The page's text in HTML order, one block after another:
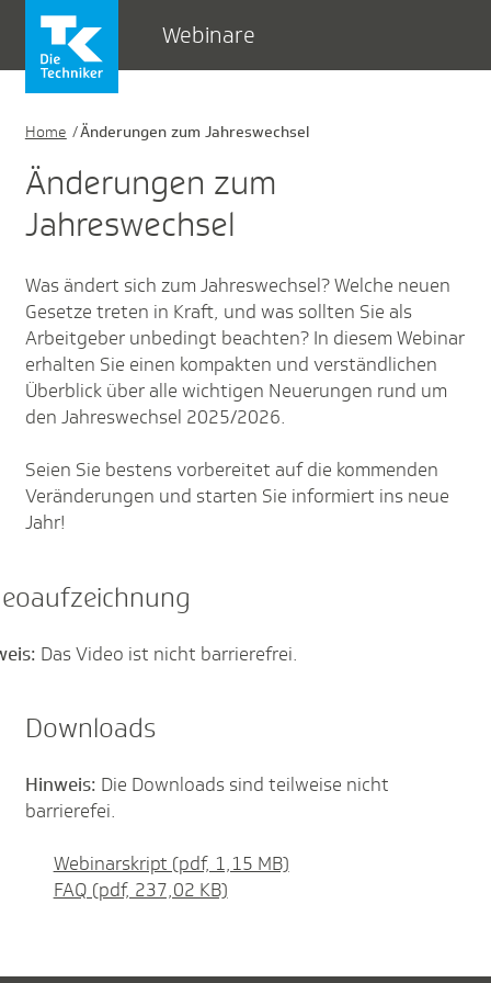
Webinare
Home Änderungen zum Jahreswechsel
Änderungen zum
Jahreswechsel
Was ändert sich zum Jahreswechsel? Welche neuen
Gesetze treten in Kraft, und was sollten Sie als
Arbeitgeber unbedingt beachten? In diesem Webinar
erhalten Sie einen kompakten und verständlichen
Überblick über alle wichtigen Neuerungen rund um
den Jahreswechsel 2025/2026.
Seien Sie bestens vorbereitet auf die kommenden
Veränderungen und starten Sie informiert ins neue
Jahr!
Das Video ist nicht barrierefrei.
Downloads
Hinweis: Die Downloads sind teilweise nicht
barrierefei.
Webinarskript (pdf, 1,15 MB)
FAQ (pdf, 237,02 KB)